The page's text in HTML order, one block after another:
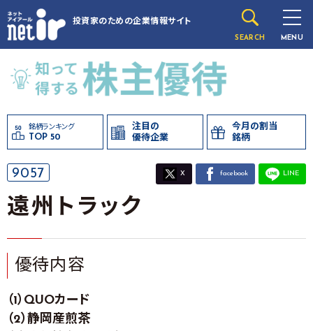
投資家のための企業情報サイト
SEARCH MENU
銘柄ランキング
TOP 50
注目の
優待企業
今月の割当
銘柄
9057 X facebook LINE
遠州トラック
優待内容
（1）QUOカード
（2）静岡産煎茶